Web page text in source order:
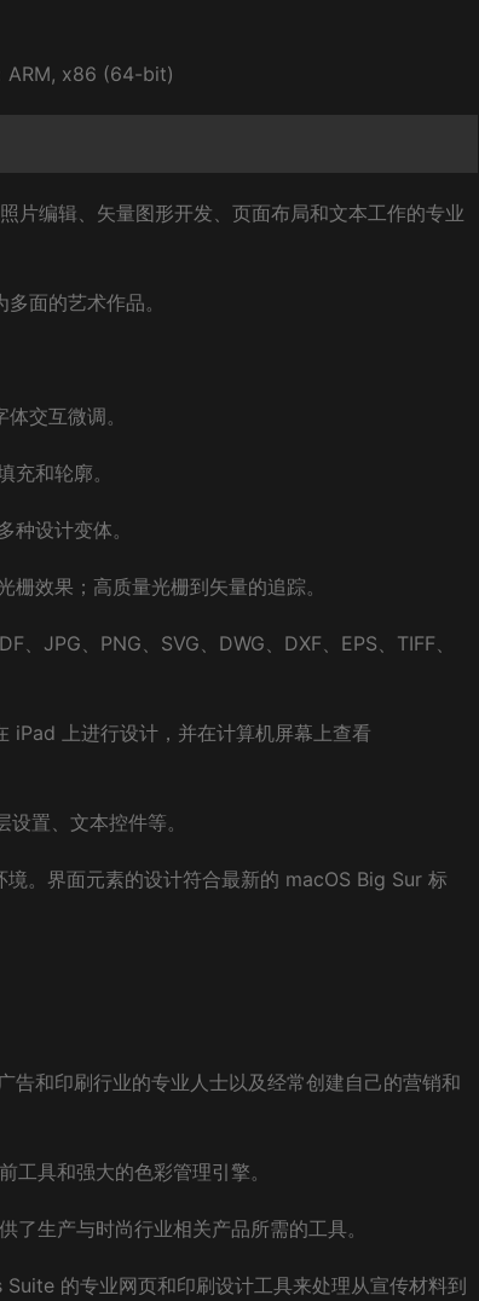
ARM, x86 (64-bit)
片编辑、矢量图形开发、页面布局和文本工作的专业
面的艺术作品。
交互微调。
和轮廓。
设计变体。
效果；高质量光栅到矢量的追踪。
JPG、PNG、SVG、DWG、DXF、EPS、TIFF、
上进行设计，并在计算机屏幕上查看
置、文本控件等。
。界面元素的设计符合最新的 macOS Big Sur 标
告和印刷行业的专业人士以及经常创建自己的营销和
具和强大的色彩管理引擎。
生产与时尚行业相关产品所需的工具。
的专业网页和印刷设计工具来处理从宣传材料到